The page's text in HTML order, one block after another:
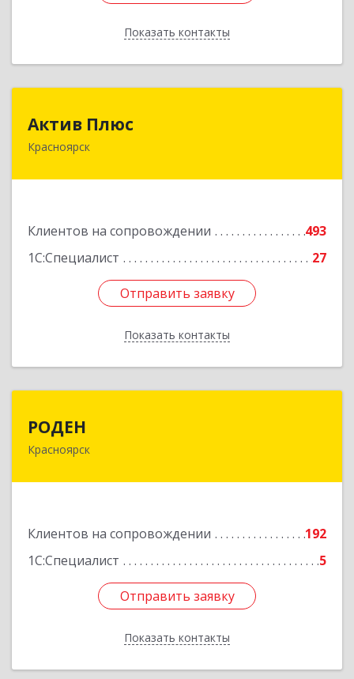
Показать контакты
Назад
Актив Плюс
Красноярск
Клиентов на сопровождении
493
1С:Специалист
27
Отправить заявку
Показать контакты
660017, Красноярский край, Красноярск г,
Отправить заявку
Назад
РОДЕН
Красноярск
Клиентов на сопровождении
192
1С:Специалист
5
Отправить заявку
Показать контакты
660064, Красноярский край, Красноярск г, им
Отправить заявку
Назад